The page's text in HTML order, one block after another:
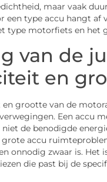
maar vaak
een type accu hangt af
type motorfiets en het
van de
en
en grootte van de
Een accu
de benodigde
accu
onnodig zwaar is. Het
die past bij de